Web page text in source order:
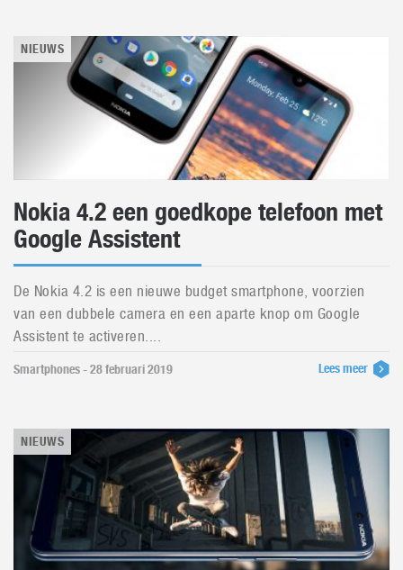
NIEUWS
Nokia 4.2 een goedkope telefoon met
Google Assistent
De Nokia 4.2 is een nieuwe budget smartphone, voorzien
van een dubbele camera en een aparte knop om Google
Assistent te activeren....
Smartphones - 28 februari 2019 Lees meer
NIEUWS